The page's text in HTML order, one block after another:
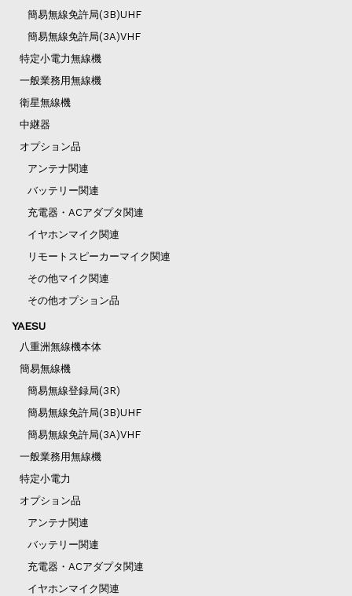
簡易無線免許局(3B)UHF
簡易無線免許局(3A)VHF
特定小電力無線機
一般業務用無線機
衛星無線機
中継器
オプション品
アンテナ関連
バッテリー関連
充電器・ACアダプタ関連
イヤホンマイク関連
リモートスピーカーマイク関連
その他マイク関連
その他オプション品
YAESU
八重洲無線機本体
簡易無線機
簡易無線登録局(3R)
簡易無線免許局(3B)UHF
簡易無線免許局(3A)VHF
一般業務用無線機
特定小電力
オプション品
アンテナ関連
バッテリー関連
充電器・ACアダプタ関連
イヤホンマイク関連